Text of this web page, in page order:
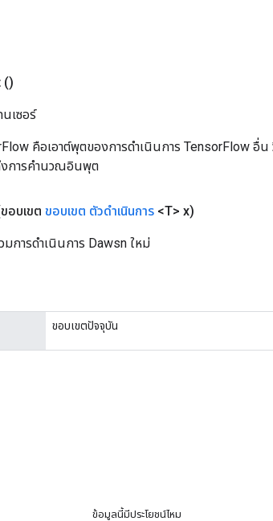
()
เซอร์
คือเอาต์พุตของการดำเนินการ TensorFlow อื่น
การคำนวณอินพุต
อบเขต ขอบเขต ตัวดำเนินการ <T> x)
มการดำเนินการ Dawsn ใหม่
ขอบเขตปัจจุบัน
ข้อมูลนี้มีประโยชน์ไหม